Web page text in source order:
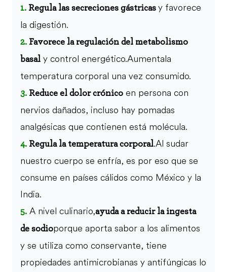
1. Regula las secreciones gástricas y favorece
la digestión.
2. Favorece la regulación del metabolismo
basal y control energético. Aumenta la
temperatura corporal una vez consumido.
3. Reduce el dolor crónico en persona con
nervios dañados, incluso hay pomadas
analgésicas que contienen está molécula.
4. Regula la temperatura corporal. Al sudar
nuestro cuerpo se enfría, es por eso que se
consume en países cálidos como México y la
India.
5. A nivel culinario,ayuda a reducir la ingesta
de sodioporque aporta sabor a los alimentos
y se utiliza como conservante, tiene
propiedades antimicrobianas y antifúngicas lo